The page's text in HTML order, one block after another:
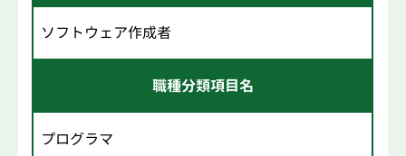
ソフトウェア作成者
職種分類項目名
プログラマ